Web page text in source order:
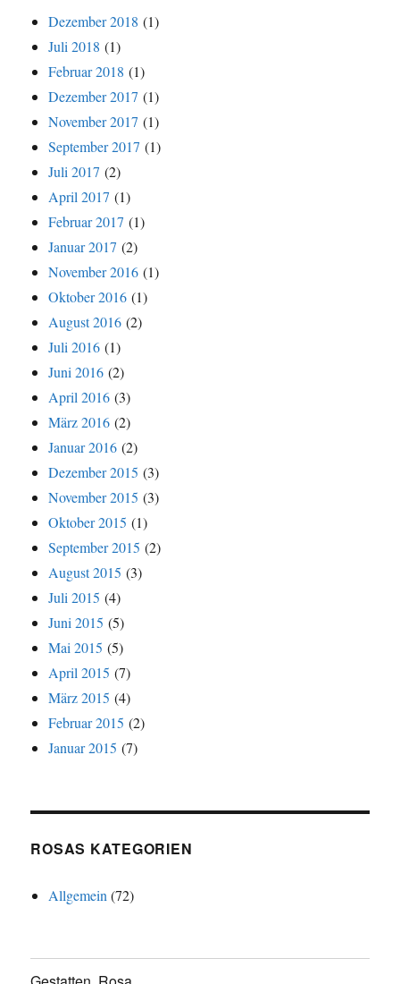
Dezember 2018 (1)
Juli 2018 (1)
Februar 2018 (1)
Dezember 2017 (1)
November 2017 (1)
September 2017 (1)
Juli 2017 (2)
April 2017 (1)
Februar 2017 (1)
Januar 2017 (2)
November 2016 (1)
Oktober 2016 (1)
August 2016 (2)
Juli 2016 (1)
Juni 2016 (2)
April 2016 (3)
März 2016 (2)
Januar 2016 (2)
Dezember 2015 (3)
November 2015 (3)
Oktober 2015 (1)
September 2015 (2)
August 2015 (3)
Juli 2015 (4)
Juni 2015 (5)
Mai 2015 (5)
April 2015 (7)
März 2015 (4)
Februar 2015 (2)
Januar 2015 (7)
ROSAS KATEGORIEN
Allgemein(72)